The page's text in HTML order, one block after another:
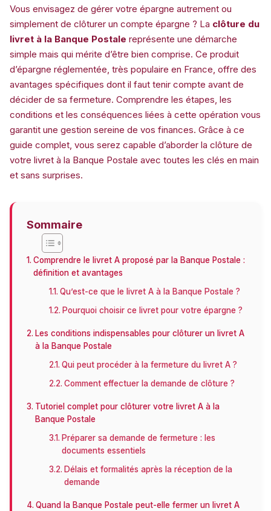
Vous envisagez de gérer votre épargne autrement ou
simplement de clôturer un compte épargne ? La clôture du
livret à la Banque Postale représente une démarche
simple mais qui mérite d’être bien comprise. Ce produit
d’épargne réglementée, très populaire en France, offre des
avantages spécifiques dont il faut tenir compte avant de
décider de sa fermeture. Comprendre les étapes, les
conditions et les conséquences liées à cette opération vous
garantit une gestion sereine de vos finances. Grâce à ce
guide complet, vous serez capable d’aborder la clôture de
votre livret à la Banque Postale avec toutes les clés en main
et sans surprises.
Sommaire
Comprendre le livret A proposé par la Banque Postale :
définition et avantages
Qu’est-ce que le livret A à la Banque Postale ?
Pourquoi choisir ce livret pour votre épargne ?
Les conditions indispensables pour clôturer un livret A
à la Banque Postale
Qui peut procéder à la fermeture du livret A ?
Comment effectuer la demande de clôture ?
Tutoriel complet pour clôturer votre livret A à la
Banque Postale
Préparer sa demande de fermeture : les
documents essentiels
Délais et formalités après la réception de la
demande
Quand la Banque Postale peut-elle fermer un livret A